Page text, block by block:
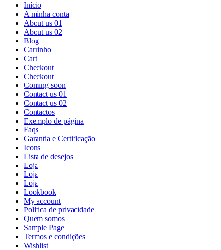
Início
A minha conta
About us 01
About us 02
Blog
Carrinho
Cart
Checkout
Checkout
Coming soon
Contact us 01
Contact us 02
Contactos
Exemplo de página
Faqs
Garantia e Certificação
Icons
Lista de desejos
Loja
Loja
Loja
Lookbook
My account
Política de privacidade
Quem somos
Sample Page
Termos e condições
Wishlist